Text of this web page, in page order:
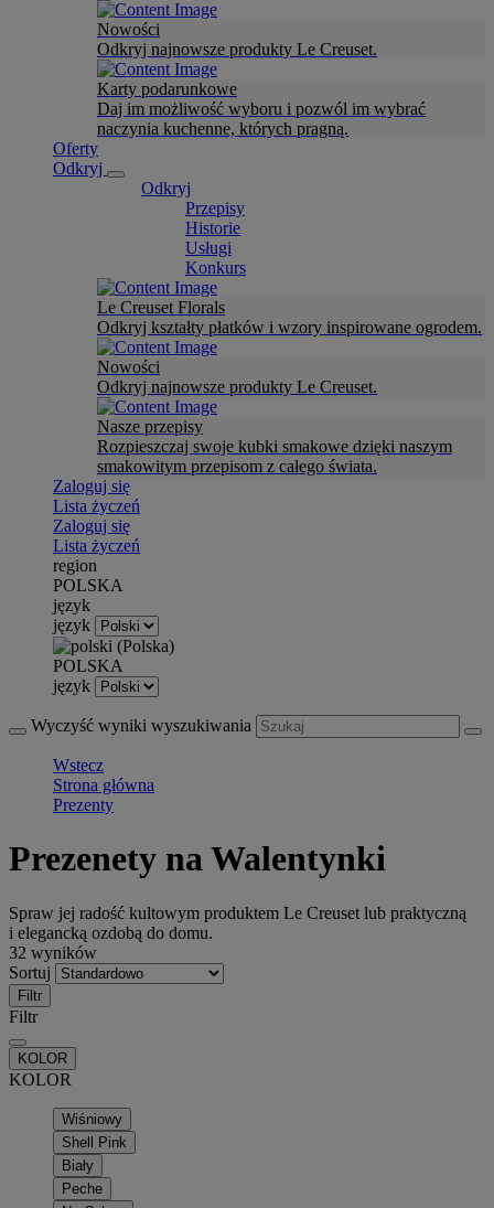
Nowości
Odkryj najnowsze produkty Le Creuset.
Karty podarunkowe
Daj im możliwość wyboru i pozwól im wybrać
naczynia kuchenne, których pragną.
Oferty
Odkryj
Odkryj
Przepisy
Historie
Usługi
Konkurs
Le Creuset Florals
Odkryj kształty płatków i wzory inspirowane ogrodem.
Nowości
Odkryj najnowsze produkty Le Creuset.
Nasze przepisy
Rozpieszczaj swoje kubki smakowe dzięki naszym
smakowitym przepisom z całego świata.
Zaloguj się
Lista życzeń
Zaloguj się
Lista życzeń
region
POLSKA
język
język
POLSKA
język
Wyczyść wyniki wyszukiwania
Wstecz
Strona główna
Prezenty
Prezenety na Walentynki
Spraw jej radość kultowym produktem Le Creuset lub praktyczną
i elegancką ozdobą do domu.
32 wyników
Sortuj
Filtr
Filtr
KOLOR
KOLOR
Wiśniowy
Shell Pink
Biały
Peche